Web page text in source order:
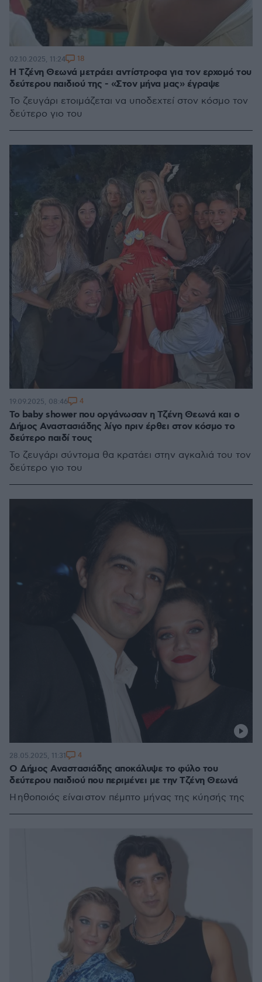
Η Τζένη Θεωνά μετράει αντίστροφα για τον ερχομό του
δεύτερου παιδιού της - «Στον μήνα μας» έγραψε
Το ζευγάρι ετοιμάζεται να υποδεχτεί στον κόσμο τον
δεύτερο γιο του
02.10.2025, 11:24 18
Το baby shower που οργάνωσαν η Τζένη Θεωνά και ο
Δήμος Αναστασιάδης λίγο πριν έρθει στον κόσμο το
δεύτερο παιδί τους
Το ζευγάρι σύντομα θα κρατάει στην αγκαλιά του τον
δεύτερο γιο του
19.09.2025, 08:46 4
Ο Δήμος Αναστασιάδης αποκάλυψε το φύλο του
δεύτερου παιδιού που περιμένει με την Τζένη Θεωνά
Η ηθοποιός είναι στον πέμπτο μήνας της κύησής της
28.05.2025, 11:31 4